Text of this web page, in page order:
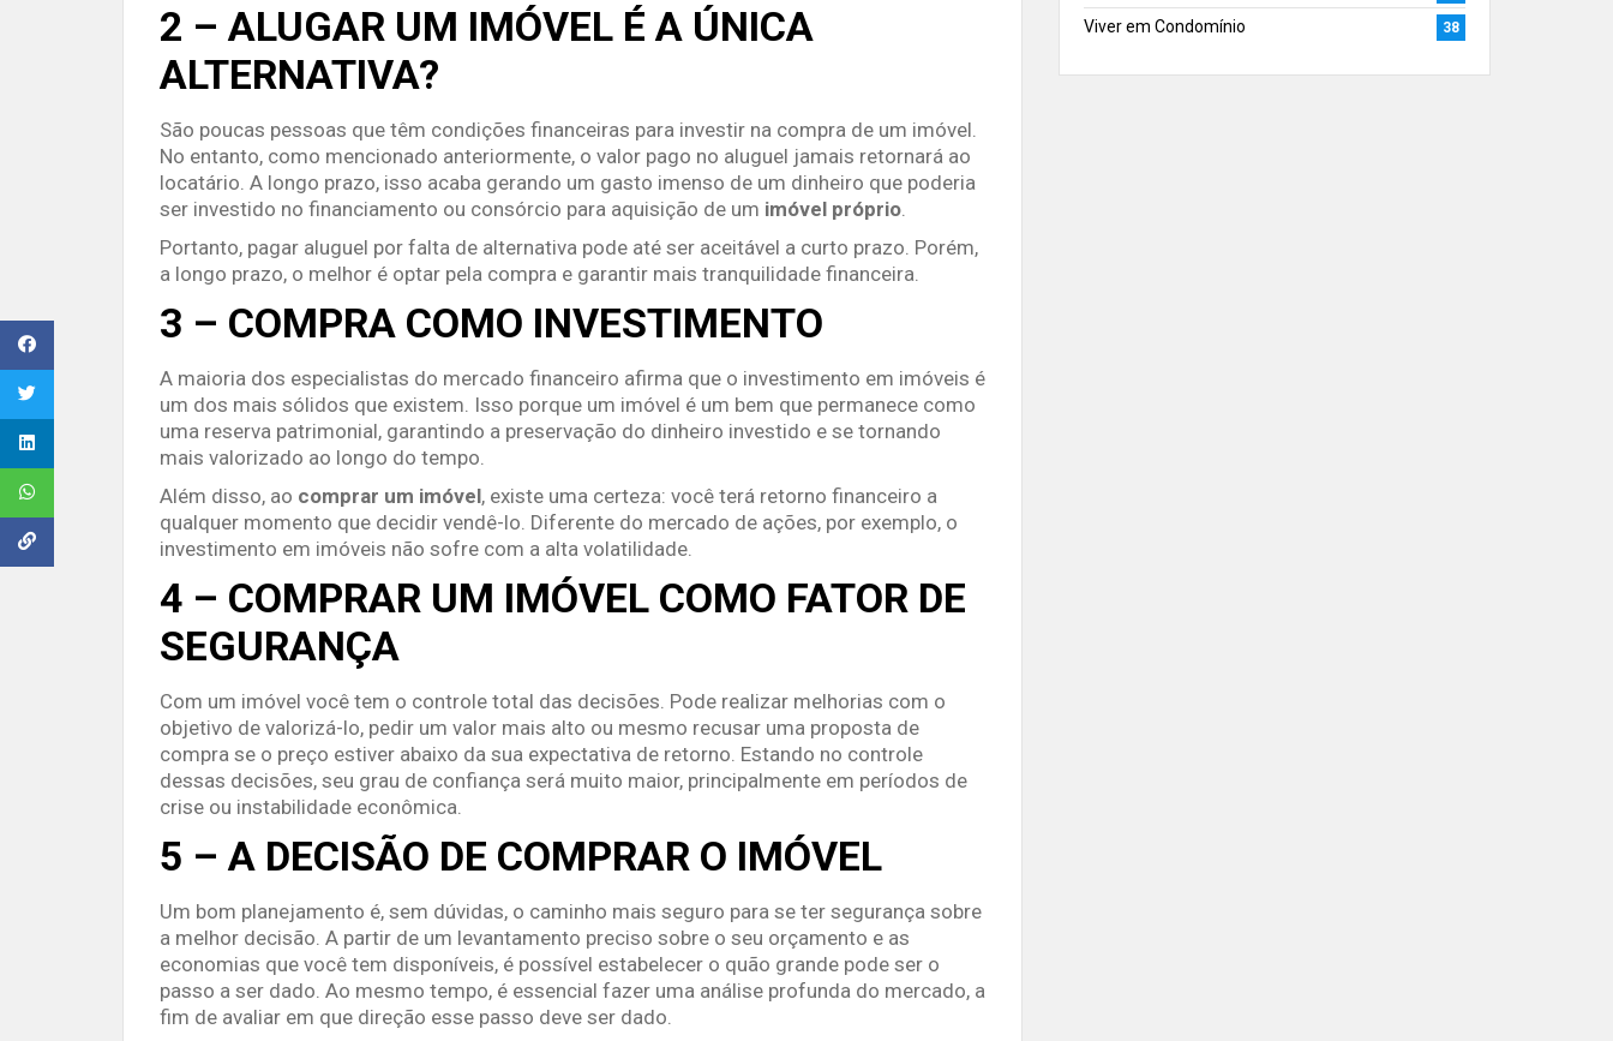
2 – ALUGAR UM IMÓVEL É A ÚNICA
ALTERNATIVA?
São poucas pessoas que têm condições financeiras para investir na compra de um imóvel.
No entanto, como mencionado anteriormente, o valor pago no aluguel jamais retornará ao
locatário. A longo prazo, isso acaba gerando um gasto imenso de um dinheiro que poderia
ser investido no financiamento ou consórcio para aquisição de um imóvel próprio
Portanto, pagar aluguel por falta de alternativa pode até ser aceitável a curto prazo. Porém,
a longo prazo, o melhor é optar pela compra e garantir mais tranquilidade financeira.
3 – COMPRA COMO INVESTIMENTO
A maioria dos especialistas do mercado financeiro afirma que o investimento em imóveis é
um dos mais sólidos que existem. Isso porque um imóvel é um bem que permanece como
uma reserva patrimonial, garantindo a preservação do dinheiro investido e se tornando
mais valorizado ao longo do tempo.
Além disso, ao comprar um imóvel, existe uma certeza: você terá retorno financeiro a
qualquer momento que decidir vendê-lo. Diferente do mercado de ações, por exemplo, o
investimento em imóveis não sofre com a alta volatilidade.
4 – COMPRAR UM IMÓVEL COMO FATOR DE
SEGURANÇA
Com um imóvel você tem o controle total das decisões. Pode realizar melhorias com o
objetivo de valorizá-lo, pedir um valor mais alto ou mesmo recusar uma proposta de
compra se o preço estiver abaixo da sua expectativa de retorno. Estando no controle
dessas decisões, seu grau de confiança será muito maior, principalmente em períodos de
crise ou instabilidade econômica.
5 – A DECISÃO DE COMPRAR O IMÓVEL
Um bom planejamento é, sem dúvidas, o caminho mais seguro para se ter segurança sobre
a melhor decisão. A partir de um levantamento preciso sobre o seu orçamento e as
economias que você tem disponíveis, é possível estabelecer o quão grande pode ser o
passo a ser dado. Ao mesmo tempo, é essencial fazer uma análise profunda do mercado, a
fim de avaliar em que direção esse passo deve ser dado.
Viver em Condomínio 38